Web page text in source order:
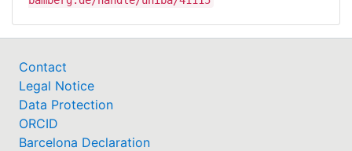
Contact
Legal Notice
Data Protection
ORCID
Barcelona Declaration